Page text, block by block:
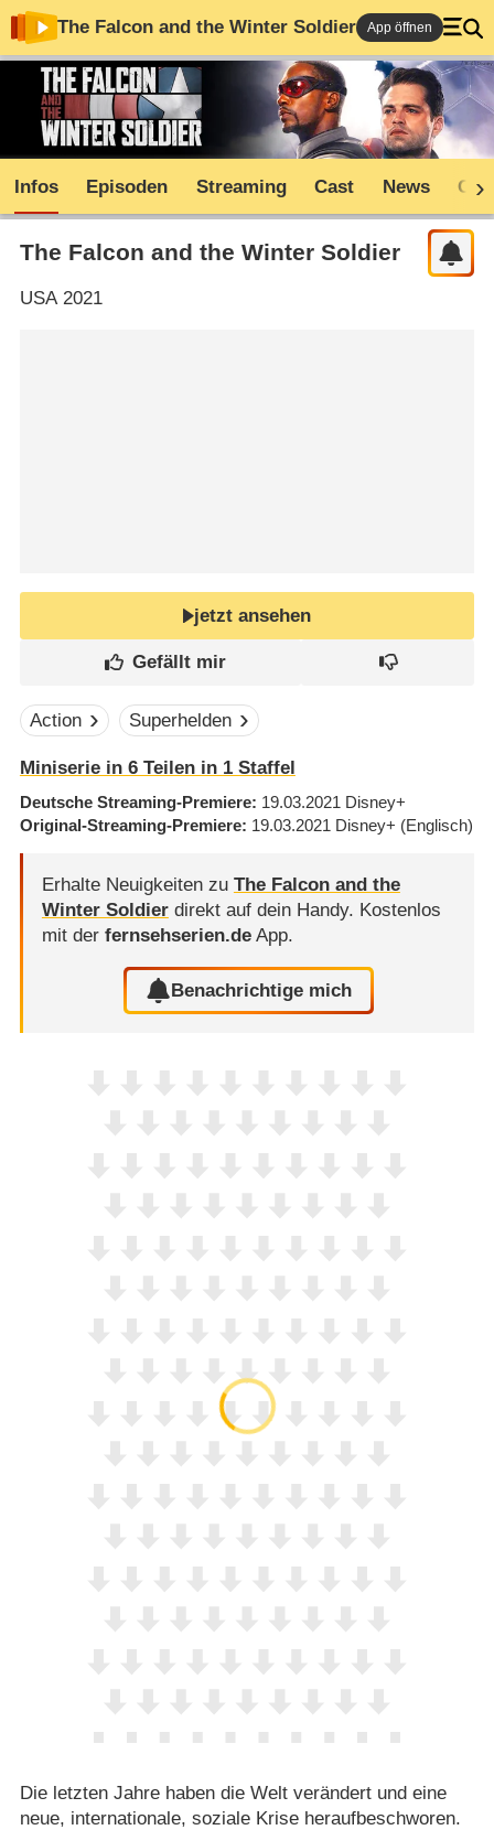
The Falcon and the Winter Soldier App öffnen
Infos Episoden Streaming Cast News
The Falcon and the Winter Soldier
USA2021
jetzt ansehen
Action Superhelden
Miniserie in 6 Teilen in 1 Staffel
Deutsche Streaming-Premiere 19.03.2021 Disney+
Original-Streaming-Premiere 19.03.2021 Disney+ (Englisch)
Erhalte Neuigkeiten zu The Falcon and the
Winter Soldierdirekt auf dein Handy. Kostenlos
mit der fernsehserien.deApp.
Benachrichtige mich
Die letzten Jahre haben die Welt verändert und eine
neue, internationale, soziale Krise heraufbeschworen.